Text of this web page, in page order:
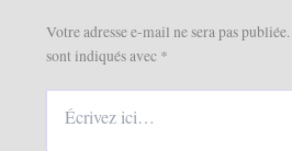
Votre adresse e-mail ne sera pas publiée.
sont indiqués avec *
ici…